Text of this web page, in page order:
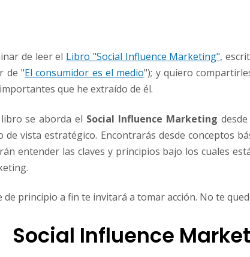
de leer el Libro "Social Influence Marketing",
de "El consumidor es el medio"); y quiero
que he extraído de él.
se aborda el Social Influence Marketing
de vista estratégico. Encontrarás desde conceptos
entender las claves y principios bajo los cuales
de principio a fin te invitará a tomar acción. No te
Social Influence